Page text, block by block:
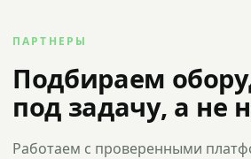
ПАРТНЕРЫ
Подбираем
под задачу, а не
Работаем с проверенными